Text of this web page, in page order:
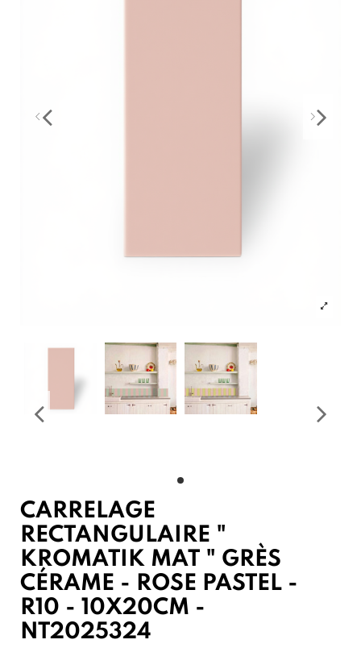
CARRELAGE
RECTANGULAIRE "
KROMATIK MAT " GRÈS
CÉRAME - ROSE PASTEL -
R10 - 10X20CM -
NT2025324